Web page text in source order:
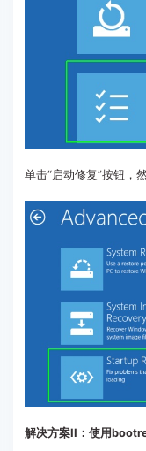
单击“启动修复”按钮，
解决方案II：使用